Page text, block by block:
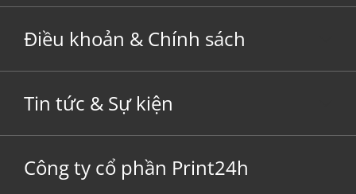
Điều khoản & Chính sách
Tin tức & Sự kiện
Công ty cổ phần Print24h